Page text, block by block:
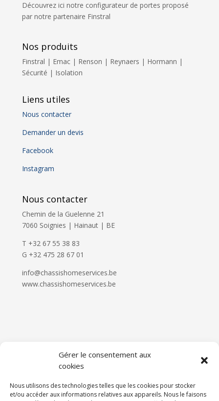
Gérer le consentement aux
cookies
Nous utilisons des technologies telles que les cookies pour stocker
et/ou accéder aux informations relatives aux appareils. Nous le faisons
Découvrez ici notre configurateur de portes proposé
par notre partenaire Finstral
Nos produits
Finstral | Emac | Renson | Reynaers | Hormann |
Sécurité | Isolation
Liens utiles
Nous contacter
Demander un devis
Facebook
Instagram
Nous contacter
Chemin de la Guelenne 21
7060 Soignies | Hainaut | BE
T +32 67 55 38 83
G +32 475 28 67 01
info@chassishomeservices.be
www.chassishomeservices.be